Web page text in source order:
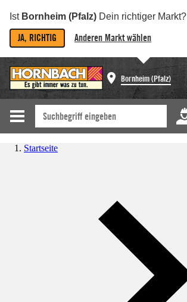
Ist Bornheim (Pfalz) Dein richtiger Markt?
JA, RICHTIG Anderen Markt wählen
Bornheim (Pfalz)
Startseite